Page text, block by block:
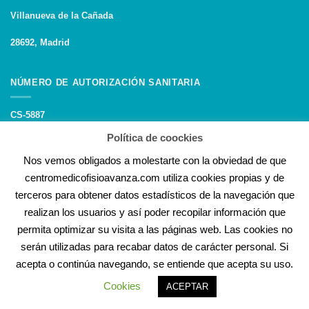
Villanueva de la Cañada
28692, Madrid
NÚMERO DE AUTORIZACIÓN SANITARIA
CS-5887
AVISO LEGAL POLÍTICA DE COOCKIES POLÍTICA DE PRIVACIDAD
©2020 Desarrollado por Canedupo
Política de coockies
Nos vemos obligados a molestarte con la obviedad de que
centromedicofisioavanza.com utiliza cookies propias y de
terceros para obtener datos estadísticos de la navegación que
realizan los usuarios y así poder recopilar información que
permita optimizar su visita a las páginas web. Las cookies no
serán utilizadas para recabar datos de carácter personal. Si
acepta o continúa navegando, se entiende que acepta su uso.
Cookies
ACEPTAR